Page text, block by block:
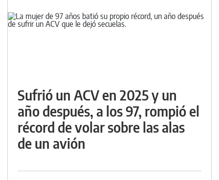
Sufrió un ACV en 2025 y un
año después, a los 97, rompió el
récord de volar sobre las alas
de un avión